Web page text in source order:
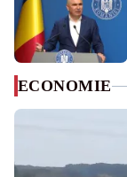
ECONOMIE